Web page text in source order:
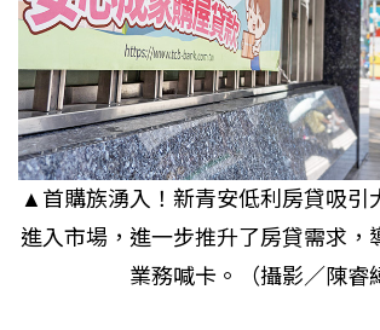
▲首購族湧入！新青安低利房貸吸引
進入市場，進一步推升了房貸需求，
業務喊卡。（攝影／陳睿